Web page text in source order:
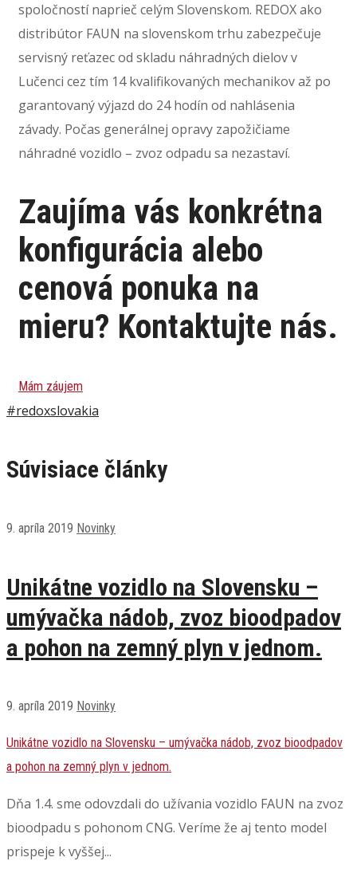
spoločností naprieč celým Slovenskom. REDOX ako
distribútor FAUN na slovenskom trhu zabezpečuje
servisný reťazec od skladu náhradných dielov v
Lučenci cez tím 14 kvalifikovaných mechanikov až po
garantovaný výjazd do 24 hodín od nahlásenia
závady. Počas generálnej opravy zapožičiame
náhradné vozidlo – zvoz odpadu sa nezastaví.
Zaujíma vás konkrétna
konfigurácia alebo
cenová ponuka na
mieru? Kontaktujte nás.
Mám záujem
#redoxslovakia
Súvisiace články
9. apríla 2019 Novinky
Unikátne vozidlo na Slovensku –
umývačka nádob, zvoz bioodpadov
a pohon na zemný plyn v jednom.
9. apríla 2019 Novinky
Unikátne vozidlo na Slovensku – umývačka nádob, zvoz bioodpadov
a pohon na zemný plyn v jednom.
Dňa 1.4. sme odovzdali do užívania vozidlo FAUN na zvoz
bioodpadu s pohonom CNG. Veríme že aj tento model
prispeje k vyššej...